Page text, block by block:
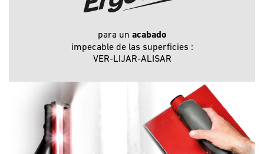
para un acabado
impecable de las superficies :
VER-LIJAR-ALISAR